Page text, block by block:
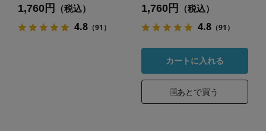
1,760円 （税込）
4.8（91）
1,760円 （税込）
4.8（91）
カートに入れる
あとで買う